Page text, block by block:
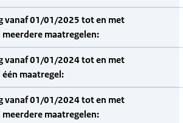
vanaf 01/01/2025 tot en met
maatregelen:
vanaf 01/01/2024 tot en met
maatregel:
vanaf 01/01/2024 tot en met
maatregelen: